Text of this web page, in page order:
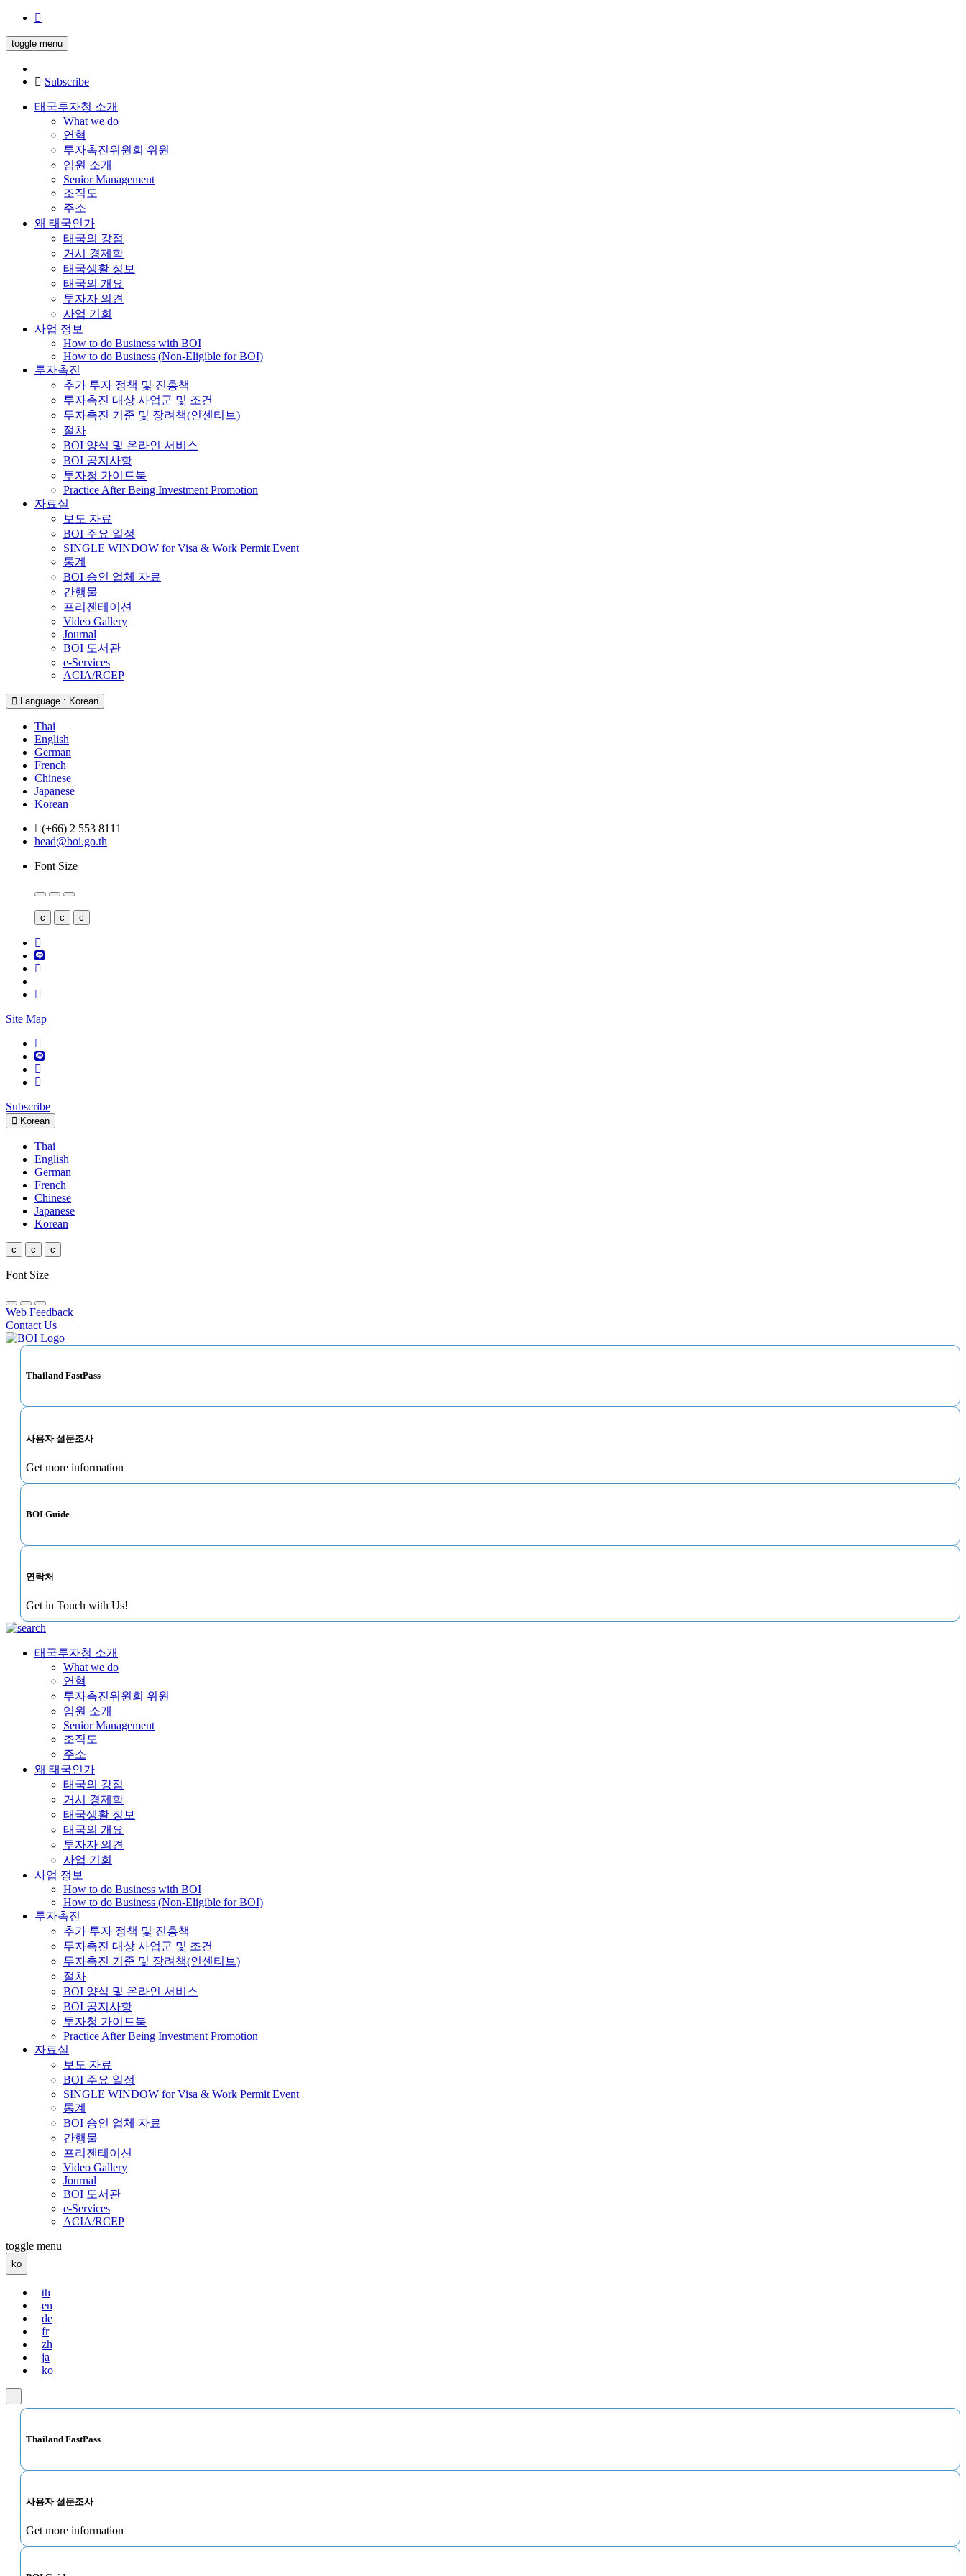
toggle menu
Subscribe
태국투자청 소개
What we do
연혁
투자촉진위원회 위원
임원 소개
Senior Management
조직도
주소
왜 태국인가
태국의 강점
거시 경제학
태국생활 정보
태국의 개요
투자자 의견
사업 기회
사업 정보
How to do Business with BOI
How to do Business (Non-Eligible for BOI)
투자촉진
추가 투자 정책 및 진흥책
투자촉진 대상 사업군 및 조건
투자촉진 기준 및 장려책(인센티브)
절차
BOI 양식 및 온라인 서비스
BOI 공지사항
투자청 가이드북
Practice After Being Investment Promotion
자료실
보도 자료
BOI 주요 일정
SINGLE WINDOW for Visa & Work Permit Event
통계
BOI 승인 업체 자료
간행물
프리젠테이션
Video Gallery
Journal
BOI 도서관
e-Services
ACIA/RCEP
Language : Korean
Thai
English
German
French
Chinese
Japanese
Korean
(+66) 2 553 8111
head@boi.go.th
Font Size
c c c
Site Map
Subscribe
Korean
Thai
English
German
French
Chinese
Japanese
Korean
c c c
Font Size
Web Feedback
Contact Us
Thailand FastPass
사용자 설문조사
Get more information
BOI Guide
연락처
Get in Touch with Us!
태국투자청 소개
What we do
연혁
투자촉진위원회 위원
임원 소개
Senior Management
조직도
주소
왜 태국인가
태국의 강점
거시 경제학
태국생활 정보
태국의 개요
투자자 의견
사업 기회
사업 정보
How to do Business with BOI
How to do Business (Non-Eligible for BOI)
투자촉진
추가 투자 정책 및 진흥책
투자촉진 대상 사업군 및 조건
투자촉진 기준 및 장려책(인센티브)
절차
BOI 양식 및 온라인 서비스
BOI 공지사항
투자청 가이드북
Practice After Being Investment Promotion
자료실
보도 자료
BOI 주요 일정
SINGLE WINDOW for Visa & Work Permit Event
통계
BOI 승인 업체 자료
간행물
프리젠테이션
Video Gallery
Journal
BOI 도서관
e-Services
ACIA/RCEP
toggle menu
ko
th
en
de
fr
zh
ja
ko
Thailand FastPass
사용자 설문조사
Get more information